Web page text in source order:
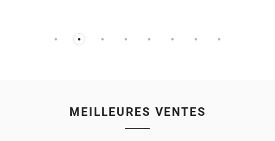
MEILLEURES VENTES